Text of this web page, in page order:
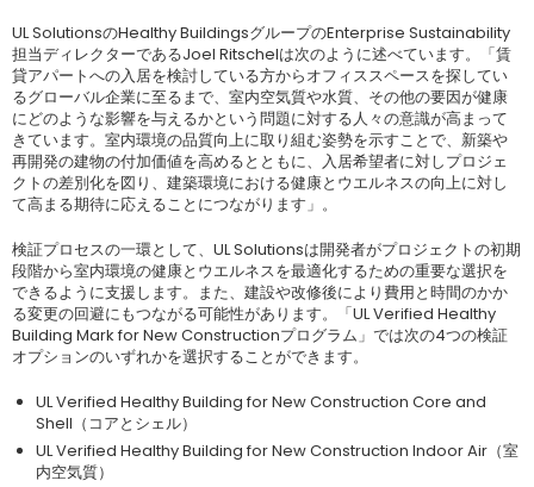
UL SolutionsのHealthy BuildingsグループのEnterprise Sustainability
担当ディレクターであるJoel Ritschelは次のように述べています。「賃
貸アパートへの入居を検討している方からオフィススペースを探してい
るグローバル企業に至るまで、室内空気質や水質、その他の要因が健康
にどのような影響を与えるかという問題に対する人々の意識が高まって
きています。室内環境の品質向上に取り組む姿勢を示すことで、新築や
再開発の建物の付加価値を高めるとともに、入居希望者に対しプロジェ
クトの差別化を図り、建築環境における健康とウエルネスの向上に対し
て高まる期待に応えることにつながります」。
検証プロセスの一環として、UL Solutionsは開発者がプロジェクトの初期
段階から室内環境の健康とウエルネスを最適化するための重要な選択を
できるように支援します。また、建設や改修後により費用と時間のかか
る変更の回避にもつながる可能性があります。「UL Verified Healthy
Building Mark for New Constructionプログラム」では次の4つの検証
オプションのいずれかを選択することができます。
UL Verified Healthy Building for New Construction Core and
Shell（コアとシェル）
UL Verified Healthy Building for New Construction Indoor Air（室
内空気質）